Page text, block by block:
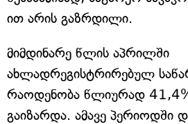
ით არის გაზრდილი.
მიმდინარე წლის აპრილში
ახლადრეგისტრირებულ
რაოდენობა წლიურად
გაიზარდა. ამავე პერიოდში